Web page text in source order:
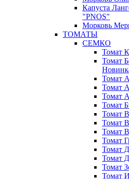
Капуста
"PNOS"
Морковь
ТОМАТЫ
СЕМКО
Томат
Томат
Томат
Томат
Томат
Томат
Томат
Томат
Томат
Томат
Томат
Томат
Томат
Томат